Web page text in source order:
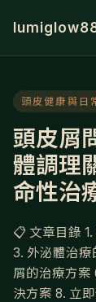
頭皮健康與日
頭皮屑
體調理
命性治
📋 文章目錄
3. 外泌體治
屑的治療方案
決方案 8. 立